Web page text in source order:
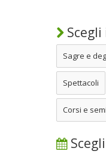
Sagre e
Spettacoli
Corsi e